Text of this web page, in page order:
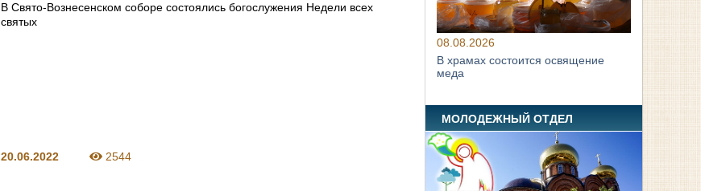
В Свято-Вознесенском соборе состоялись богослужения Недели всех
святых
20.06.2022 2544
08.08.2026
В храмах состоится освящение
меда
МОЛОДЕЖНЫЙ ОТДЕЛ